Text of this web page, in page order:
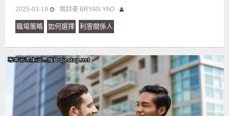
2025-03-19 姚詩豪 BRYAN YAO
職場策略 如何選擇 利害關係人